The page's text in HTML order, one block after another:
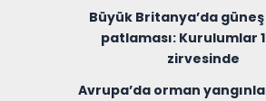
Büyük Britanya’da
patlaması: Kurulumlar
zirvesinde
Avrupa’da orman